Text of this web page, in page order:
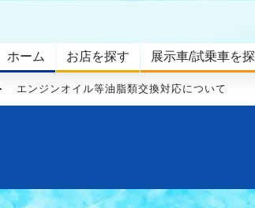
ホーム お店を探す 展示車/試乗車を
エンジンオイル等油脂類交換対応について